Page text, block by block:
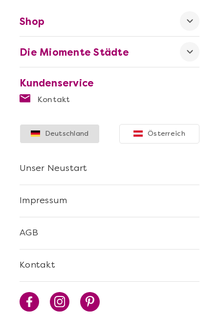
Kundenservice
Kontakt
Die Miomente Städte
Shop
Kontakt
AGB
Impressum
Unser Neustart
Deutschland Österreich